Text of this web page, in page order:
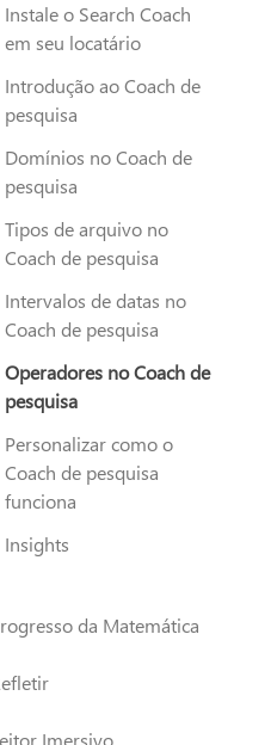
Instale o Search Coach
em seu locatário
Introdução ao Coach de
pesquisa
Domínios no Coach de
pesquisa
Tipos de arquivo no
Coach de pesquisa
Intervalos de datas no
Coach de pesquisa
Operadores no Coach de
pesquisa
Personalizar como o
Coach de pesquisa
funciona
Insights
da Matemática
Imersivo